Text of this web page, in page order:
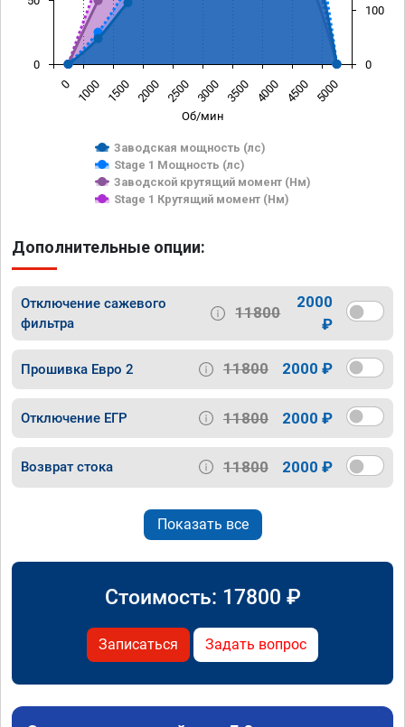
Об/мин
Заводская мощность (лс)
Stage 1 Мощность (лс)
Заводской крутящий момент (Нм)
Stage 1 Крутящий момент (Нм)
0 1000 1500 2000 2500 3000 3500 4000 4500 5000
0 0
100
Дополнительные опции:
Отключение сажевого
фильтра
11800
2000
₽
Прошивка Евро 2 11800 2000 ₽
Отключение ЕГР 11800 2000 ₽
Возврат стока 11800 2000 ₽
Показать все
Стоимость: 17800 ₽
Записаться Задать вопрос